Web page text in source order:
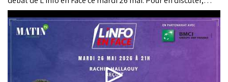
Rachid Hallaouy reçoit Salaheddine Nabirha, expert en
éducation & CEO de Philosophe Group.